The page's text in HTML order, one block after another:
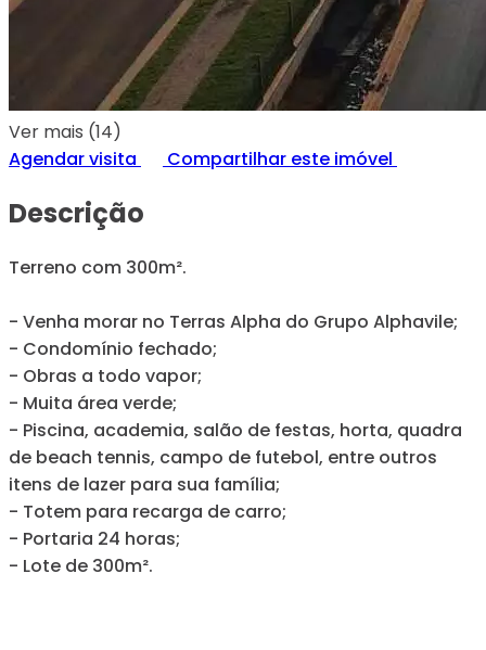
Ver mais (14)
Agendar visita
Compartilhar este imóvel
Descrição
Terreno com 300m².
- Venha morar no Terras Alpha do Grupo Alphavile;
- Condomínio fechado;
- Obras a todo vapor;
- Muita área verde;
- Piscina, academia, salão de festas, horta, quadra
de beach tennis, campo de futebol, entre outros
itens de lazer para sua família;
- Totem para recarga de carro;
- Portaria 24 horas;
- Lote de 300m².